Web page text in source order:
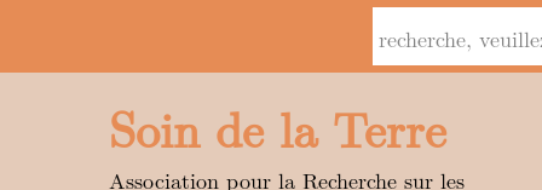
Soin de la Terre
Association pour la Recherche sur les